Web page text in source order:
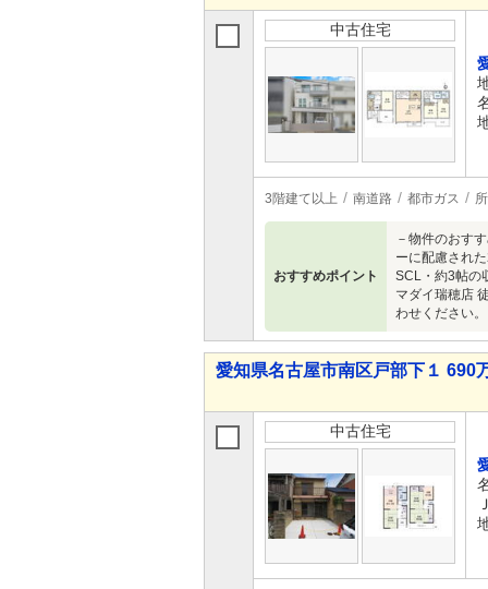
中古住宅
3階建て以上 南道路 都市ガス
おすすめポイント
－物件のおす
ーに配慮され
SCL・約3帖の
マダイ瑞穂店
わせください。
愛知県名古屋市南区戸部下１ 690
中古住宅